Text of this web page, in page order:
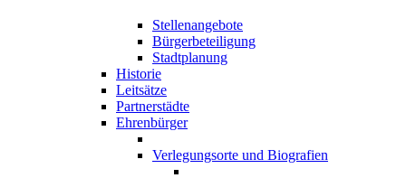
Stellenangebote
Bürgerbeteiligung
Stadtplanung
Historie
Leitsätze
Partnerstädte
Ehrenbürger
Verlegungsorte und Biografien